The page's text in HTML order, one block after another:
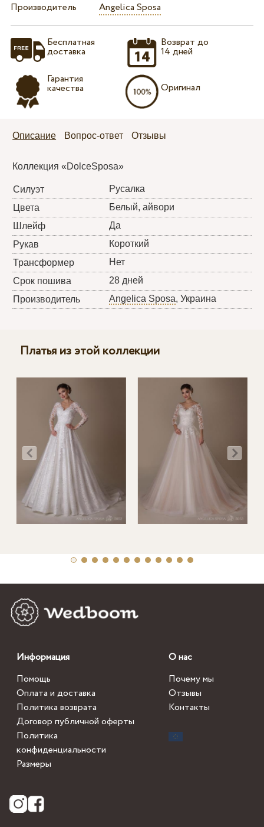
Производитель
Angelica Sposa
Бесплатная
доставка
Гарантия
качества
Возврат до
14 дней
Оригинал
Описание Вопрос-ответ Отзывы
Коллекция «DolceSposa»
Силуэт
Русалка
Цвета
Белый, айвори
Шлейф
Да
Рукав
Короткий
Трансформер
Нет
Срок пошива
28 дней
Производитель
Angelica Sposa, Украина
Платья из этой коллекции
Информация
Помощь
Оплата и доставка
Политика возврата
Договор публичной оферты
Политика
конфиденциальности
Размеры
О нас
Почему мы
Отзывы
Контакты